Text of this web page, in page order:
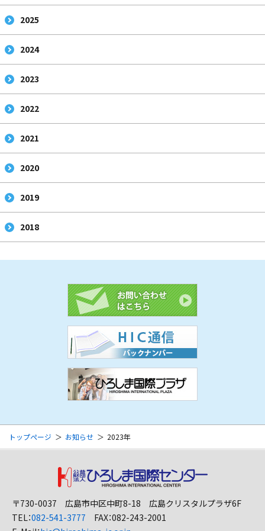
2025
2024
2023
2022
2021
2020
2019
2018
トップページ お知らせ 2023年
〒730-0037 広島市中区中町8-18 広島クリスタルプラザ6F
TEL：082-541-3777 FAX：082-243-2001